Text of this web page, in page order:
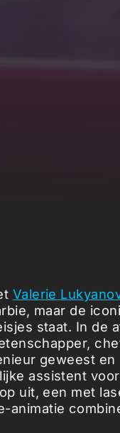
Valerie
maar de
staat. In de
geweest
assistent
uit, een met
animatie